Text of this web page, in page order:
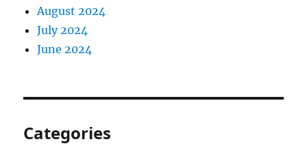
August 2024
July 2024
June 2024
Categories